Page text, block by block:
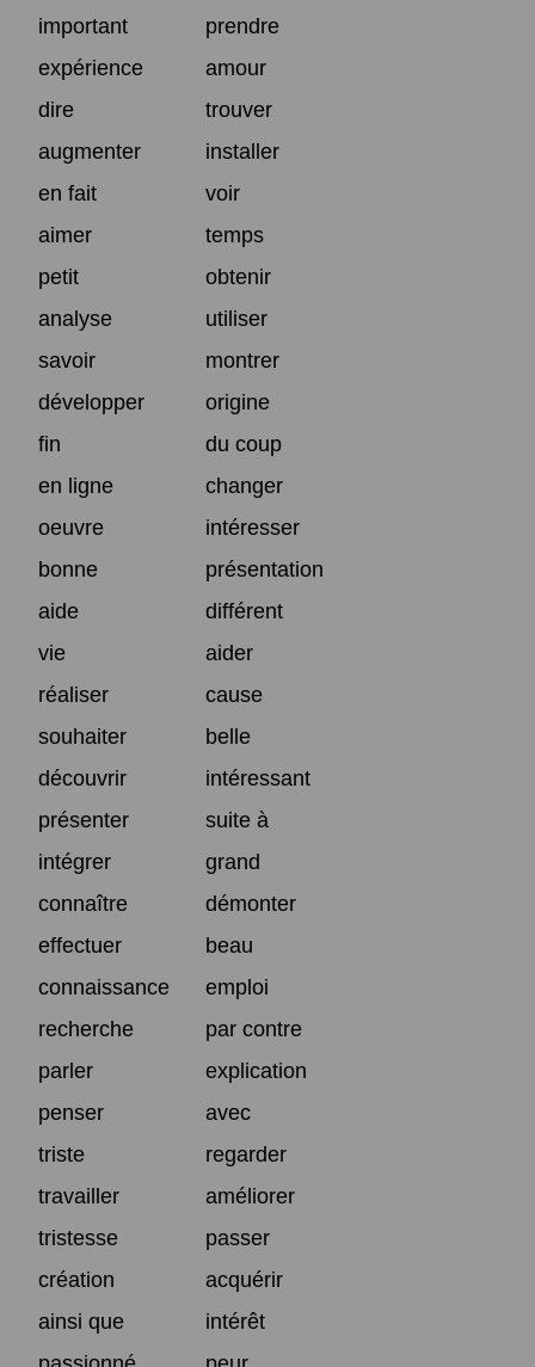
important
prendre
expérience
amour
dire
trouver
augmenter
installer
en fait
voir
aimer
temps
petit
obtenir
analyse
utiliser
savoir
montrer
développer
origine
fin
du coup
en ligne
changer
oeuvre
intéresser
bonne
présentation
aide
différent
vie
aider
réaliser
cause
souhaiter
belle
découvrir
intéressant
présenter
suite à
intégrer
grand
connaître
démonter
effectuer
beau
connaissance
emploi
recherche
par contre
parler
explication
penser
avec
triste
regarder
travailler
améliorer
tristesse
passer
création
acquérir
ainsi que
intérêt